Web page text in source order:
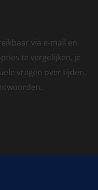
via e-mail en
te vergelijken, je
vragen over tijden,